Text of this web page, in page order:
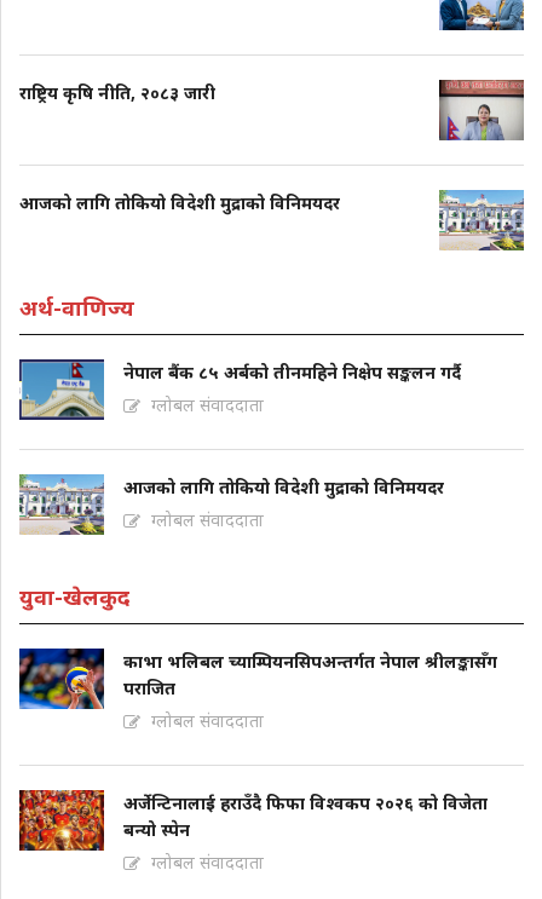
राष्ट्रिय कृषि नीति, २०८३ जारी
आजको लागि तोकियो विदेशी मुद्राको विनिमयदर
अर्थ-वाणिज्य
नेपाल बैंक ८५ अर्बको तीनमहिने निक्षेप सङ्कलन गर्दै
ग्लोबल संवाददाता
आजको लागि तोकियो विदेशी मुद्राको विनिमयदर
ग्लोबल संवाददाता
युवा-खेलकुद
काभा भलिबल च्याम्पियनसिपअन्तर्गत नेपाल श्रीलङ्कासँग
पराजित
ग्लोबल संवाददाता
अर्जेन्टिनालाई हराउँदै फिफा विश्वकप २०२६ को विजेता
बन्यो स्पेन
ग्लोबल संवाददाता